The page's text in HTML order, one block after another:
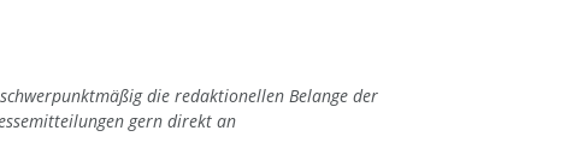
die redaktionellen Belange der
gern direkt an